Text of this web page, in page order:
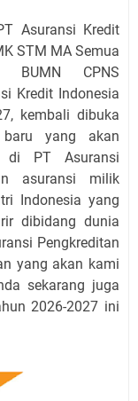
Asuransi Kredit
STM MA Semua
BUMN CPNS
Kredit Indonesia
kembali dibuka
yang akan
di PT Asuransi
asuransi milik
Indonesia yang
dibidang dunia
Pengkreditan
yang akan kami
sekarang juga
2026-2027 ini